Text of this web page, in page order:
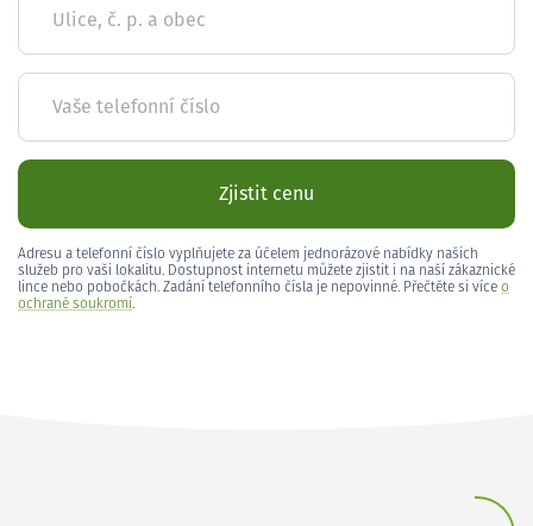
Ulice, č. p. a obec
Vaše telefonní číslo
Zjistit cenu
Adresu a telefonní číslo vyplňujete za účelem jednorázové nabídky našich
služeb pro vaši lokalitu. Dostupnost internetu můžete zjistit i na naší zákaznické
lince nebo pobočkách. Zadání telefonního čísla je nepovinné. Přečtěte si více o
ochraně soukromí.